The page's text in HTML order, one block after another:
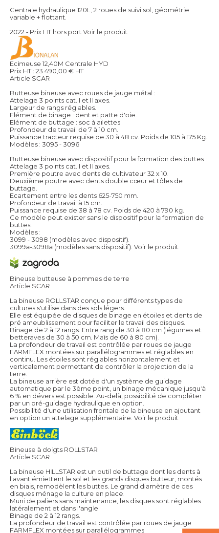
Centrale hydraulique 120L, 2 roues de suivi sol, géométrie
variable + flottant.
2022 - Prix HT hors portVoir le produit
Ecimeuse 12,40M Centrale HYD
Prix HT : 23 490,00 € HT
Article SCAR
Butteuse bineuse avec roues de jauge métal :
Attelage 3 points cat. I et II axes.
Largeur de rangs réglables.
Elément de binage : dent et patte d'oie.
Elément de buttage : soc à ailettes.
Profondeur de travail de 7 à 10 cm.
Puissance tracteur requise de 30 à 48 cv. Poids de 105 à 175 Kg.
Modèles : 3095 - 3096
Butteuse bineuse avec dispositif pour la formation des buttes :
Attelage 3 points cat. I et II axes.
Première poutre avec dents de cultivateur 32 x 10.
Deuxième poutre avec dents double cœur et tôles de
buttage.
Ecartement entre les dents 625-750 mm.
Profondeur de travail à 15 cm.
Puissance requise de 38 à 78 cv. Poids de 420 à 790 kg.
Ce modèle peut exister sans le dispositif pour la formation de
buttes.
Modèles :
3099 - 3098 (modèles avec dispositif).
3099a-3098a (modèles sans dispositif). Voir le produit
Bineuse butteuse à pommes de terre
Article SCAR
La bineuse ROLLSTAR conçue pour différents types de
cultures s'utilise dans des sols légers.
Elle est équipée de disques de binage en étoiles et dents de
pré ameublissement pour faciliter le travail des disques.
Binage de 2 à 12 rangs. Entre rang de 30 à 80 cm (légumes et
betteraves de 30 à 50 cm. Maïs de 60 à 80 cm).
La profondeur de travail est contrôlée par roues de jauge
FARMFLEX montées sur parallélogrammes et réglables en
continu. Les étoiles sont réglables horizontalement et
verticalement permettant de contrôler la projection de la
terre.
La bineuse arrière est dotée d'un système de guidage
automatique par le 3ème point, un binage mécanique jusqu'à
6 % en dévers est possible. Au-delà, possibilité de compléter
par un pré-guidage hydraulique en option.
Possibilité d'une utilisation frontale de la bineuse en ajoutant
en option un attelage supplémentaire. Voir le produit
Bineuse à doigts ROLLSTAR
Article SCAR
La bineuse HILLSTAR est un outil de buttage dont les dents à
l'avant émiettent le sol et les grands disques butteur, montés
en biais, remodèlent les buttes. Le grand diamètre de ces
disques ménage la culture en place.
Muni de paliers sans maintenance, les disques sont réglables
latéralement et dans l'angle
Binage de 2 à 12 rangs.
La profondeur de travail est contrôlée par roues de jauge
FARMFLEX montées sur parallélogrammes